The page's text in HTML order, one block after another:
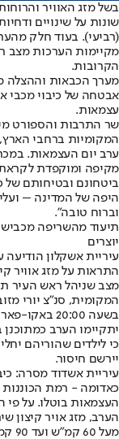
בשל מזג האוויר
שונות על שינויים
(רביעי). בעוד חלק
מקיימות הערכות מצב
הקרובות.
מערך הכבאות וההצלה
אבטחה של כיבוי מכבי
עצמאות.
שר התרבות והספורט
המקומיות ברחבי הארץ,
ערב יום העצמאות.
מקיפה ומוקפדת
ביטחונם ובטיחותם של
היפה של המדינה –
וברוח טובה״.
יוצרים
עיריית אשקלון
התראות על מזג אוויר
מצב שניהל ראש העיר
המקומית, סנ"צ יורי
בשעה 20:00
יתקיימו הערב כמתוכנן
כי לילדים שהוריהם
יירשם חיסור.
עיריית אשדוד מסרה:
כאדומה - רמת הכוננות
העצמאות בוטלו. על פי
הערב, מזג אויר קיצון